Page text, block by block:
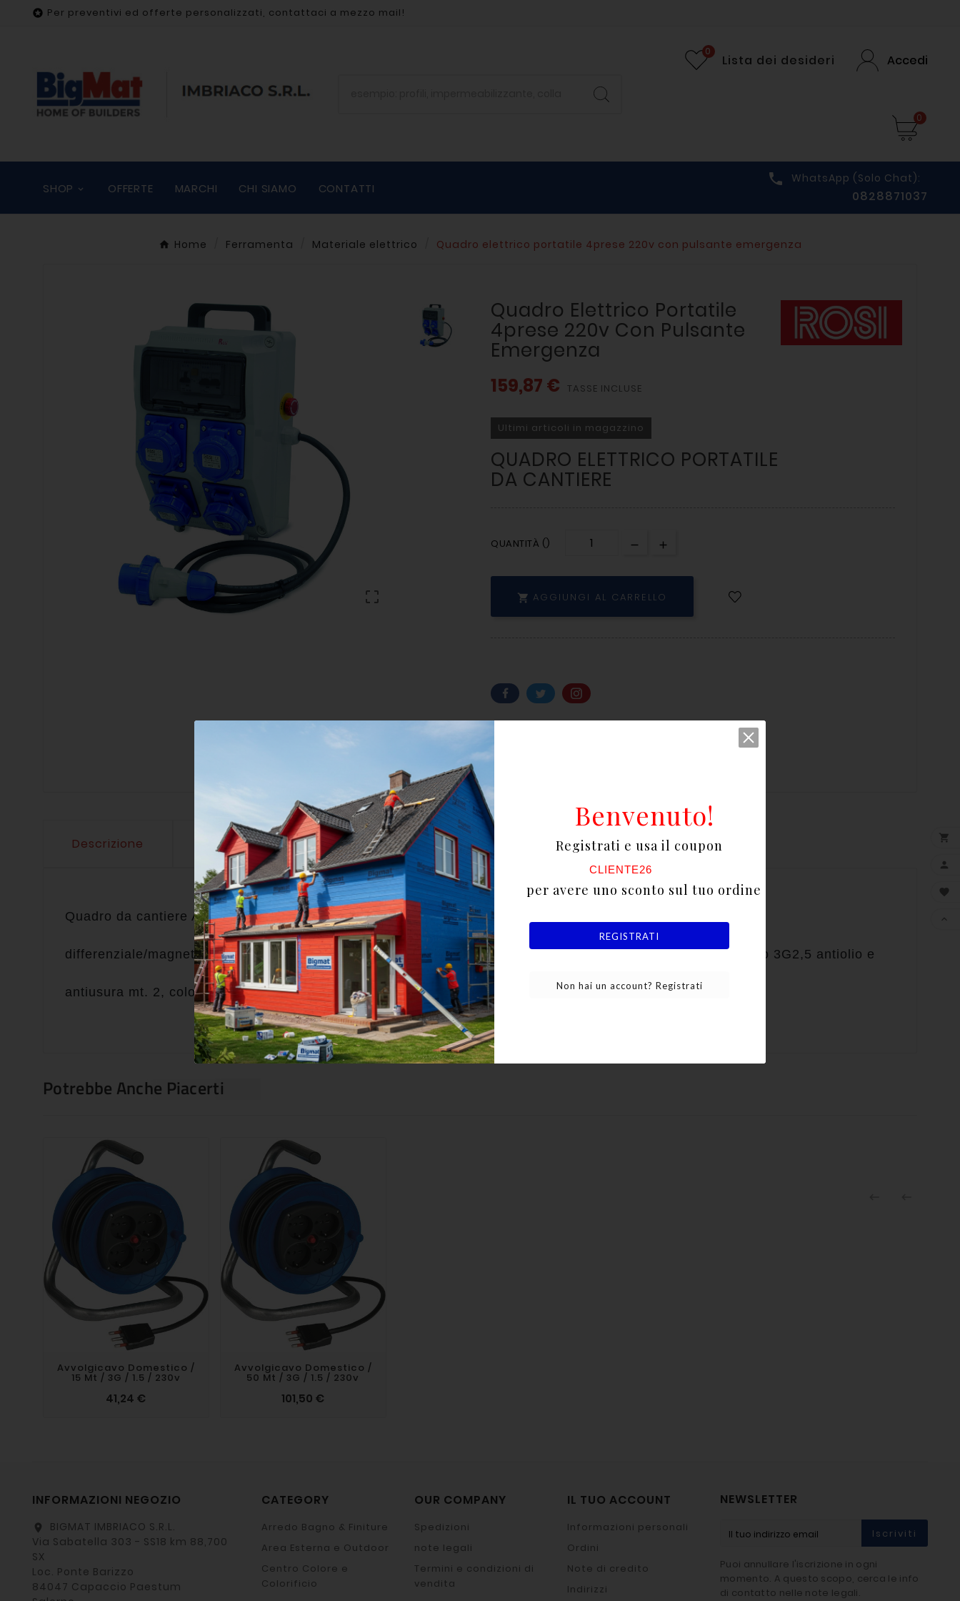
 Per preventivi ed offerte personalizzati, contattaci a mezzo mail!
Lista dei desideri
0
Accedi
0
SHOP OFFERTE MARCHI CHI SIAMO CONTATTI
 WhatsApp (solo Chat):
0828871037
Home Ferramenta Materiale elettrico Quadro elettrico portatile 4prese 220v con pulsante emergenza

Quadro Elettrico Portatile
4prese 220v Con Pulsante
Emergenza
159,87 € TASSE INCLUSE
Ultimi articoli in magazzino
QUADRO ELETTRICO PORTATILE
DA CANTIERE
QUANTITÀ ()
 AGGIUNGI AL CARRELLO
Descrizione Dettagli del prodotto
Quadro da cantiere ASC, protezione IP65, spina 2P+T 16A 230V, 4 prese 2P+T 16A 230V, interruttore
differenziale/magnetotermico 16A 30mA, pulsante generale di emergenza per interruzione alimentazione, cavo 3G2,5 antiolio e
antiusura mt. 2, colore grigio chiaro.
Potrebbe Anche Piacerti
Avvolgicavo Domestico /
15 Mt / 3G / 1.5 / 230v
41,24 €
Avvolgicavo Domestico /
50 Mt / 3G / 1.5 / 230v
101,50 €
INFORMAZIONI NEGOZIO
location_on
BIGMAT IMBRIACO S.R.L.
Via Sabatella 303 - SS18 km 88,700
SX
Loc. Ponte Barizzo
84047 Capaccio Paestum
CATEGORY
Arredo Bagno & Finiture
Area Esterna e Outdoor
Centro Colore e
Colorificio
OUR COMPANY
Spedizioni
note legali
Termini e condizioni di
vendita
IL TUO ACCOUNT
Informazioni personali
Ordini
Note di credito
Indirizzi
NEWSLETTER
Iscriviti
Puoi annullare l'iscrizione in ogni
momento. A questo scopo, cerca le info
di contatto nelle note legali.




REGISTRATI
Non hai un account? Registrati
Registrati e usa il coupon
per avere uno sconto sul tuo ordine
CLIENTE26
Benvenuto!